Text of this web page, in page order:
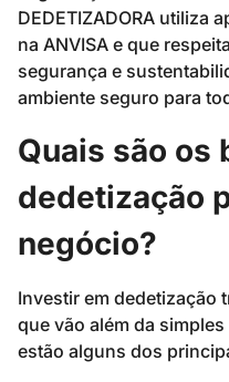
DEDETIZADORA utiliza
na ANVISA e que
segurança e
ambiente seguro para
Quais são os
dedetização
negócio?
Investir em dedetização
que vão além da
estão alguns dos